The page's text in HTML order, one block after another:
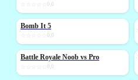
0,0
NIEUW
Bomb It 5
0,0
NIEUW
Battle Royale Noob vs Pro
0,0